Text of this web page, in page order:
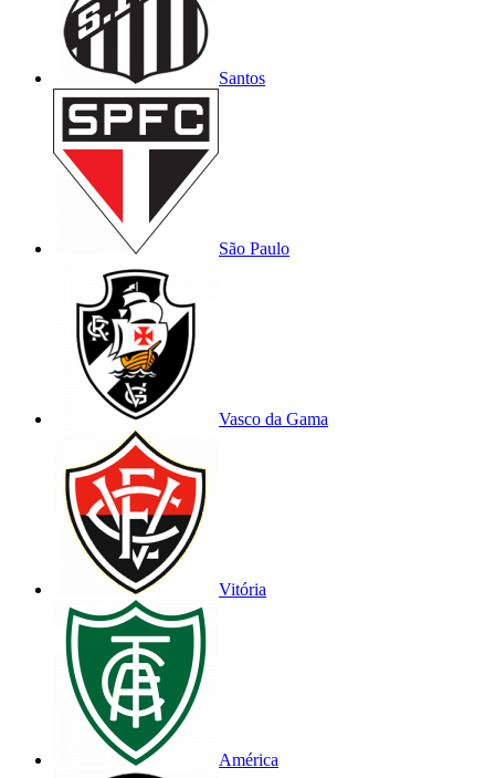
Santos
São Paulo
Vasco da Gama
Vitória
América